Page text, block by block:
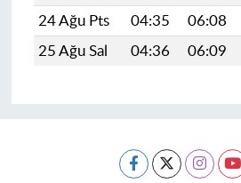
24 Ağu Pts
04:35 06:08
25 Ağu Sal
04:36 06:09